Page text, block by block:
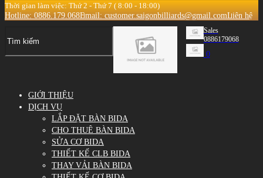
Thời gian làm việc: Thứ 2 - Thứ 7 ( 8:00 - 18:00)
Hotline: 0886.179.068Email: customer.saigonbilliards@gmail.comLiên hệ
Sales
0886179068
0
GIỚI THIỆU
DỊCH VỤ
LẮP ĐẶT BÀN BIDA
CHO THUÊ BÀN BIDA
SỬA CƠ BIDA
THIẾT KẾ CLB BIDA
THAY VẢI BÀN BIDA